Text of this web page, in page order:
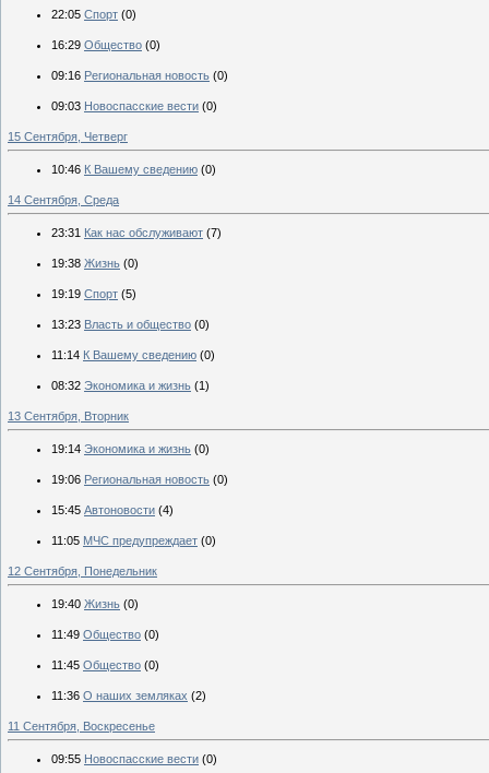
22:05 Спорт (0)
16:29 Общество (0)
09:16 Региональная новость (0)
09:03 Новоспасские вести (0)
15 Сентября, Четверг
10:46 К Вашему сведению (0)
14 Сентября, Среда
23:31 Как нас обслуживают (7)
19:38 Жизнь (0)
19:19 Спорт (5)
13:23 Власть и общество (0)
11:14 К Вашему сведению (0)
08:32 Экономика и жизнь (1)
13 Сентября, Вторник
19:14 Экономика и жизнь (0)
19:06 Региональная новость (0)
15:45 Автоновости (4)
11:05 МЧС предупреждает (0)
12 Сентября, Понедельник
19:40 Жизнь (0)
11:49 Общество (0)
11:45 Общество (0)
11:36 О наших земляках (2)
11 Сентября, Воскресенье
09:55 Новоспасские вести (0)